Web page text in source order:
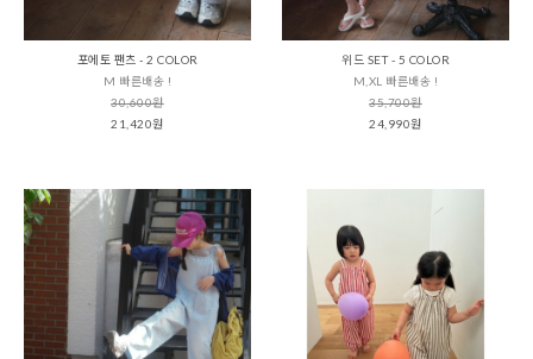
포에토 팬츠 - 2 COLOR
M 빠른배송 !
30,600원
21,420원
위드 SET - 5 COLOR
M,XL 빠른배송 !
35,700원
24,990원